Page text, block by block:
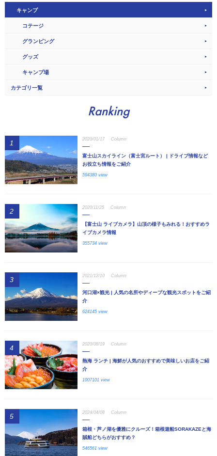
キャンプ
コテージ
グランピング
グッズ
キャンプ場
カテゴリ一覧
Ranking
1 2020/01/17 Column
富士山スカイライン（富士宮ルート） | ドライブ情報など
お役立ち情報をご紹介
594380 view
2 2020/11/25 Column
【富士山 ライブカメラ】山頂の様子もみれる！おすすめラ
イブカメラ情報
355734 view
3 2021/12/10 Column
河口湖×観光 | 人気の名所やディープな観光スポットをご紹
介
624145 view
4 2020/08/19 Column
熱海 ランチ | 海鮮が人気のおすすめで美味しいお店をご紹
介
1007101 view
5 2024/04/08 Column
箱根・芦ノ湖を優雅にクルーズ！箱根遊船SORAKAZEと海
賊船どちらがおすすめ？
546561 view